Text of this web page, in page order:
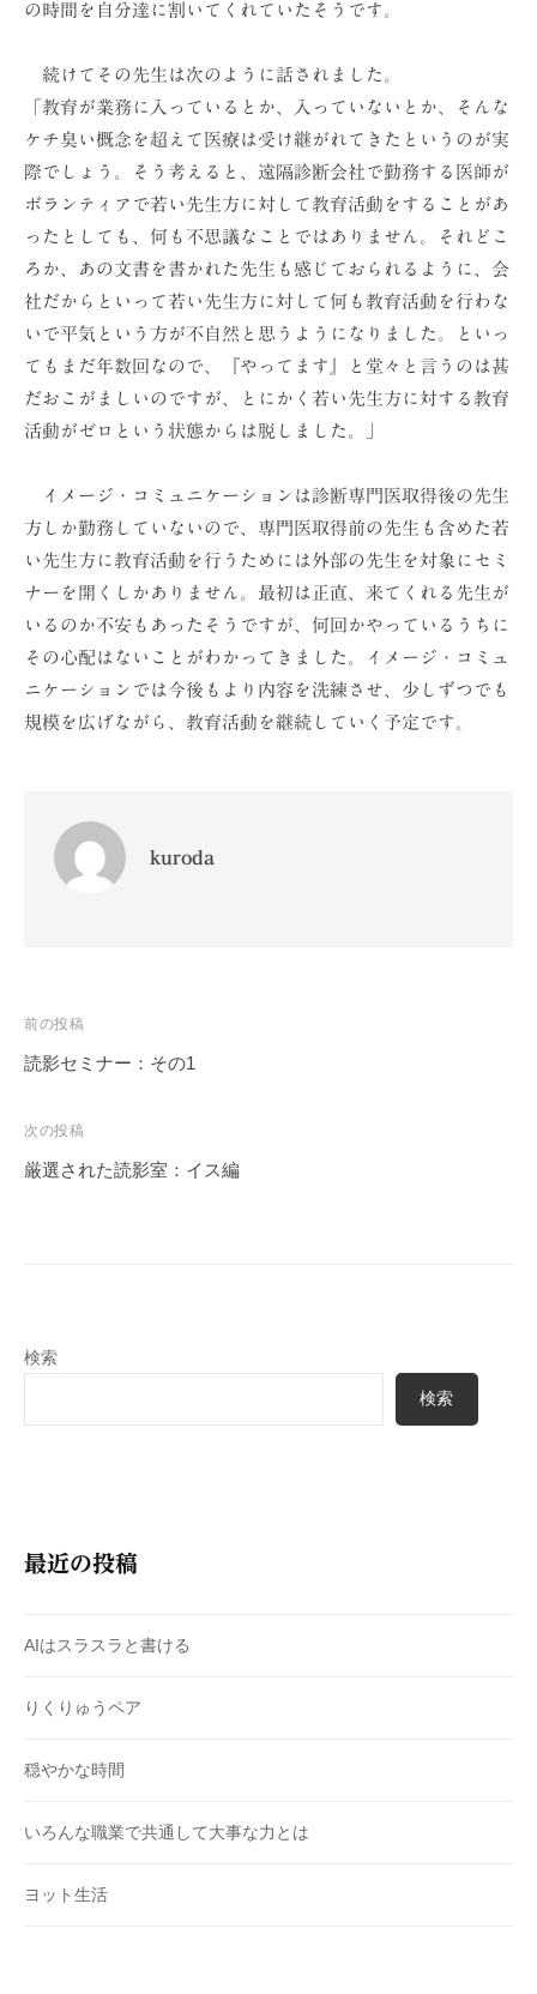
の時間を自分達に割いてくれていたそうです。
続けてその先生は次のように話されました。
「教育が業務に入っているとか、入っていないとか、そんな
ケチ臭い概念を超えて医療は受け継がれてきたというのが実
際でしょう。そう考えると、遠隔診断会社で勤務する医師が
ボランティアで若い先生方に対して教育活動をすることがあ
ったとしても、何も不思議なことではありません。それどこ
ろか、あの文書を書かれた先生も感じておられるように、会
社だからといって若い先生方に対して何も教育活動を行わな
いで平気という方が不自然と思うようになりました。といっ
てもまだ年数回なので、『やってます』と堂々と言うのは甚
だおこがましいのですが、とにかく若い先生方に対する教育
活動がゼロという状態からは脱しました。」
イメージ・コミュニケーションは診断専門医取得後の先生
方しか勤務していないので、専門医取得前の先生も含めた若
い先生方に教育活動を行うためには外部の先生を対象にセミ
ナーを開くしかありません。最初は正直、来てくれる先生が
いるのか不安もあったそうですが、何回かやっているうちに
その心配はないことがわかってきました。イメージ・コミュ
ニケーションでは今後もより内容を洗練させ、少しずつでも
規模を広げながら、教育活動を継続していく予定です。
kuroda
投
稿
ビ
ゲ
前の投稿
読影セミナー：その1
次の投稿
厳選された読影室：イス編
検索
検索
最近の投稿
AIはスラスラと書ける
りくりゅうペア
穏やかな時間
いろんな職業で共通して大事な力とは
ヨット生活